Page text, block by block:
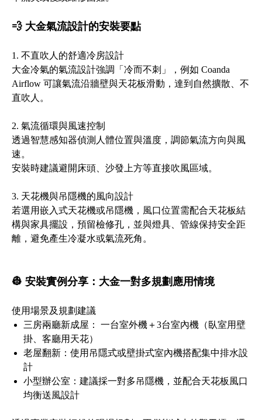
💨 大金氣流設計的安裝要點
1. 不直吹人的舒適冷房設計
大金冷氣的氣流設計強調「冷而不刺」，例如 Coanda
Airflow 可讓氣流沿牆壁與天花板滑動，達到自然擴散、不
直吹人。
2. 氣流循環與風速控制
透過智慧感知器偵測人體位置與溫度，調節氣流方向與風
速。
安裝時建議避開床頭、沙發上方等直接吹風區域。
3. 天花機與吊隱機的風向設計
若選用嵌入式天花機或吊隱機，風口位置需配合天花板結
構與家具擺設，預留檢修孔，並與燈具、管線保持安全距
離，避免產生冷凝水或氣流死角。
👷 安裝實例分享：大金一對多規劃應用情境
使用場景及規劃建議
三房兩廳新成屋： 一台室外機＋3台室內機（臥室用壁
掛、客廳用天花）
老屋翻新：使用吊隱式或壁掛式室內機搭配集中排水設
計
小型辦公室：建議採一對多吊隱機，並配合天花板風口
均衡送風設計